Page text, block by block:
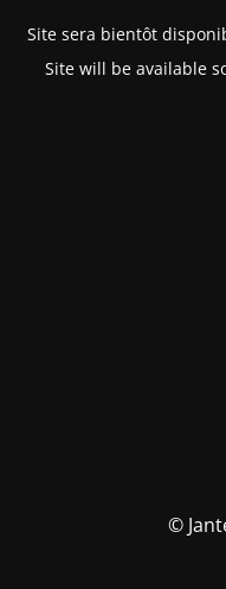
Site sera bientôt
Site will be available
©